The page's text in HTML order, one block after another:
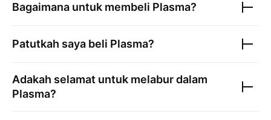
Bagaimana untuk membeli Plasma?
Patutkah saya beli Plasma?
Adakah selamat untuk melabur dalam
Plasma?